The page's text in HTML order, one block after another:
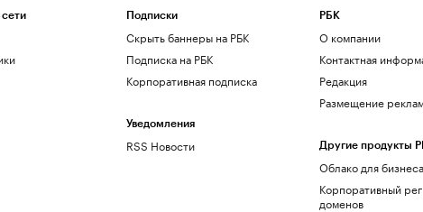
Подписки
Скрыть баннеры на РБК
Подписка на РБК
Корпоративная подписка
Уведомления
RSS Новости
РБК
О компании
Контактная
Редакция
Размещение
Другие продукты
Облако для бизнеса
Корпоративный
доменов